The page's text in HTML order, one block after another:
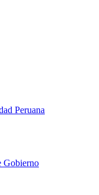
Peruana
Gobierno